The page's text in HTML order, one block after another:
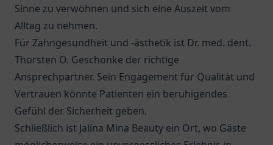
Sinne zu verwöhnen und sich eine Auszeit vom
Alltag zu nehmen.
Für Zahngesundheit und -ästhetik ist Dr. med. dent.
Thorsten O. Geschonke der richtige
Ansprechpartner. Sein Engagement für Qualität und
Vertrauen könnte Patienten ein beruhigendes
Gefühl der Sicherheit geben.
Schließlich ist Jalina Mina Beauty ein Ort, wo Gäste